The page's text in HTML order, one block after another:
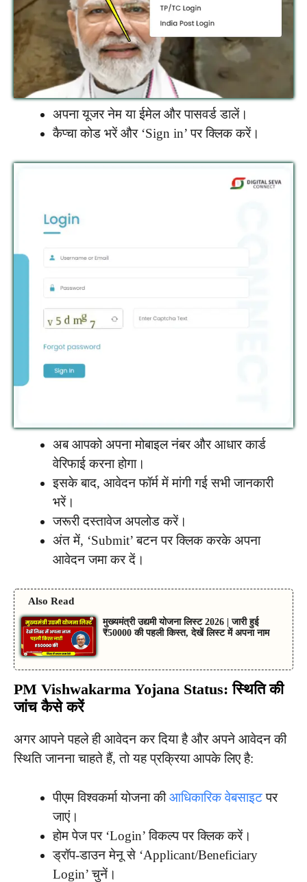
अपना यूजर नेम या ईमेल और पासवर्ड डालें।
कैप्चा कोड भरें और ‘Sign in’ पर क्लिक करें।
अब आपको अपना मोबाइल नंबर और आधार कार्ड
वेरिफाई करना होगा।
इसके बाद, आवेदन फॉर्म में मांगी गई सभी जानकारी
भरें।
जरूरी दस्तावेज अपलोड करें।
अंत में, ‘Submit’ बटन पर क्लिक करके अपना
आवेदन जमा कर दें।
Also Read
मुख्यमंत्री उद्यमी योजना लिस्ट 2026 | जारी हुई
₹50000 की पहली किस्त, देखें लिस्ट में अपना नाम
PM Vishwakarma Yojana Status: स्थिति की
जांच कैसे करें
अगर आपने पहले ही आवेदन कर दिया है और अपने आवेदन की
स्थिति जानना चाहते हैं, तो यह प्रक्रिया आपके लिए है:
पीएम विश्वकर्मा योजना कीआधिकारिक वेबसाइटपर
जाएं।
होम पेज पर ‘Login’ विकल्प पर क्लिक करें।
ड्रॉप-डाउन मेनू से ‘Applicant/Beneficiary
Login’ चुनें।